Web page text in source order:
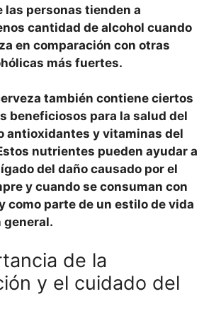
personas tienden a
cantidad de alcohol cuando
en comparación con otras
más fuertes.
también contiene ciertos
beneficiosos para la salud del
antioxidantes y vitaminas del
nutrientes pueden ayudar a
del daño causado por el
y cuando se consuman con
como parte de un estilo de vida
general.
de la
y el cuidado del